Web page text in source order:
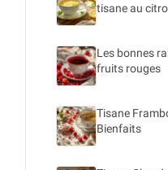
tisane au
Les bonnes
fruits rouges
Tisane
Bienfaits